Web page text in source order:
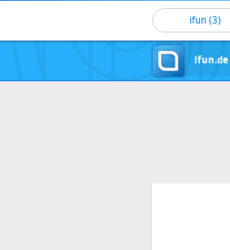
ifun (3)
ifun.de